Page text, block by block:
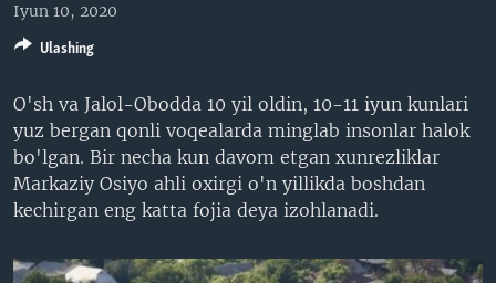
XALQARO
MULTIMEDIA
AMERIKA MANZARALARI
XALQARO HAYOT
VASHINGTON CHOYXONASI
MOBIL-SALOM!
IJTIMOIY TARMOQLAR
FACEBOOK
YOUTUBE
INSTAGRAM
INGLIZ TILI DARSLARI
EDITORIAL
Iyun 10, 2020
O'sh va Jalol-Obodda 10 yil oldin, 10-11 iyun kunlari
yuz bergan qonli voqealarda minglab insonlar halok
bo'lgan. Bir necha kun davom etgan xunrezliklar
Markaziy Osiyo ahli oxirgi o'n yillikda boshdan
kechirgan eng katta fojia deya izohlanadi.
Ulashing